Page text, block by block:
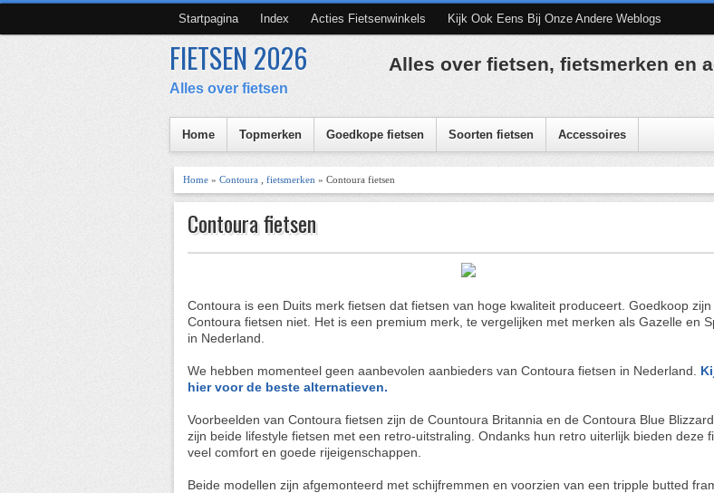
Startpagina Index Acties Fietsenwinkels Kijk Ook Eens Bij Onze Andere Weblogs
FIETSEN 2026
Alles over fietsen
Alles over fietsen, fietsmerken en
Home Topmerken Goedkope fietsen Soorten fietsen Accessoires
Home » Contoura fietsmerken » Contoura fietsen
Contoura fietsen
Contoura is een Duits merk fietsen dat fietsen van hoge kwaliteit produceert. Goedkoop zijn
Contoura fietsen niet. Het is een premium merk, te vergelijken met merken als Gazelle en
in Nederland.
We hebben momenteel geen aanbevolen aanbieders van Contoura fietsen in Nederland.
hier voor de beste alternatieven.
Voorbeelden van Contoura fietsen zijn de Countoura Britannia en de Contoura Blue
zijn beide lifestyle fietsen met een retro-uitstraling. Ondanks hun retro uiterlijk bieden deze
veel comfort en goede rijeigenschappen.
Beide modellen zijn afgemonteerd met schijfremmen en voorzien van een tripple butted